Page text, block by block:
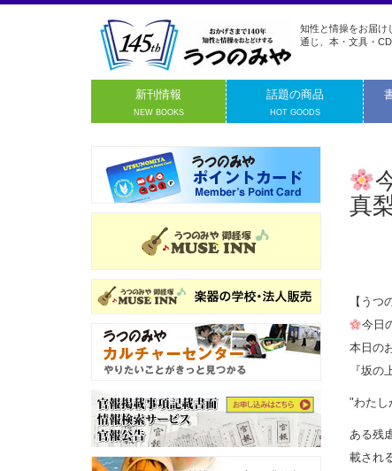
知性と情操をお届け
通じ、本・文具・
新刊情報
NEW BOOKS
話題の商品
HOT GOODS
真
【うつ
今日
本日の
『坂の
"わたし
ある残
載され